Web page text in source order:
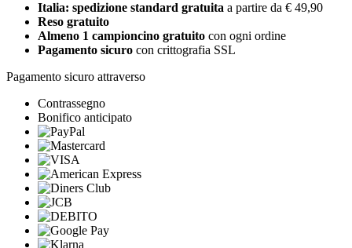
Italia: spedizione standard gratuita a partire da € 49,90
Reso gratuito
Almeno 1 campioncino gratuito con ogni ordine
Pagamento sicuro con crittografia SSL
Pagamento sicuro attraverso
Contrassegno
Bonifico anticipato